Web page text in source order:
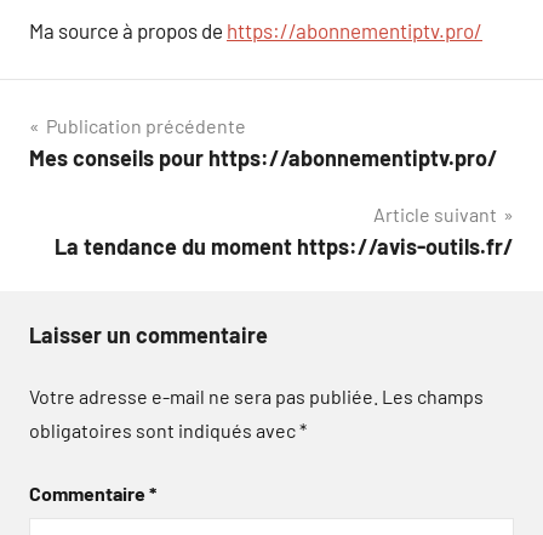
Ma source à propos de https://abonnementiptv.pro/
Navigation
de
Publication précédente
Mes conseils pour https://abonnementiptv.pro/
Article suivant
La tendance du moment https://avis-outils.fr/
Laisser un commentaire
Votre adresse e-mail ne sera pas publiée. Les champs
obligatoires sont indiqués avec*
Commentaire*